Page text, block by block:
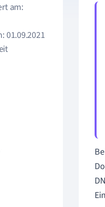
am:
01.09.2021